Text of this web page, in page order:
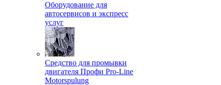
Оборудование для
автосервисов и экспресс
услуг
Средство для промывки
двигателя Профи Pro-Line
Motorspulung